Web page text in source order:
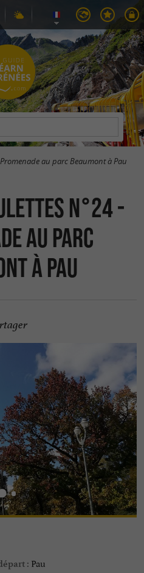
au parc Beaumont à Pau
N°24 -
au parc
à Pau
: Pau